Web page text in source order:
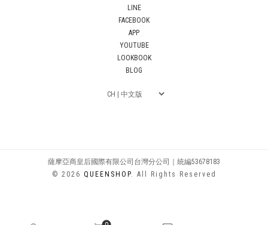
LINE
FACEBOOK
APP
YOUTUBE
LOOKBOOK
BLOG
薩摩亞商皇后國際有限公司台灣分公司｜統編53678183
© 2026 QUEENSHOP. All Rights Reserved